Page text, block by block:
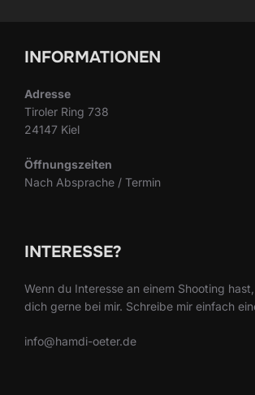
INFORMATIONEN
Adresse
Tiroler Ring 738
24147 Kiel
Öffnungszeiten
Nach Absprache / Termin
INTERESSE?
Wenn du Interesse an einem Shooting
dich gerne bei mir. Schreibe mir einfach
info@hamdi-oeter.de